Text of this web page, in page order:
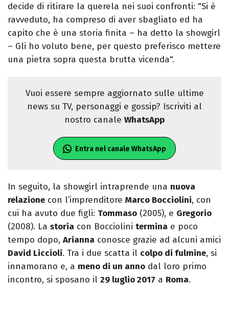
decide di ritirare la querela nei suoi confronti: "Si è
ravveduto, ha compreso di aver sbagliato ed ha
capito che è una storia finita – ha detto la showgirl
– Gli ho voluto bene, per questo preferisco mettere
una pietra sopra questa brutta vicenda".
Vuoi essere sempre aggiornato sulle ultime
news su TV, personaggi e gossip? Iscriviti al
nostro canale WhatsApp
Entra nel canale WhatsApp
In seguito, la showgirl intraprende una nuova
relazione con l’imprenditore Marco Bocciolini, con
cui ha avuto due figli: Tommaso (2005), e Gregorio
(2008). La storia con Bocciolini termina e poco
tempo dopo, Arianna conosce grazie ad alcuni amici
David Liccioli. Tra i due scatta il colpo di fulmine, si
innamorano e, a meno di un anno dal loro primo
incontro, si sposano il 29 luglio 2017 a Roma.